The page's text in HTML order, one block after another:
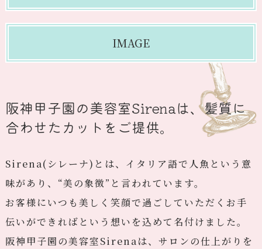
IMAGE
阪神甲子園の美容室Sirenaは、髪質に
合わせたカットをご提供。
Sirena(シレーナ)とは、イタリア語で人魚という意
味があり、“美の象徴”と言われています。
お客様にいつも美しく笑顔で過ごしていただくお手
伝いができればという想いを込めて名付けました。
阪神甲子園の美容室Sirenaは、サロンの仕上がりを